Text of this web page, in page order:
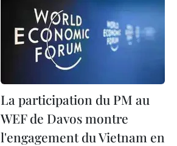
La participation du PM au
WEF de Davos montre
l'engagement du Vietnam en